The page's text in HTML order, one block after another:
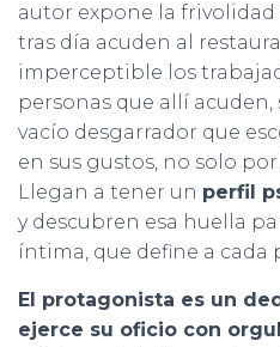
autor expone la frivolidad
tras día acuden al
imperceptible los
personas que allí acuden,
vacío desgarrador que
en sus gustos, no solo
Llegan a tener un perfil
y descubren esa huella
íntima, que define a cada
El protagonista es un
ejerce su oficio con